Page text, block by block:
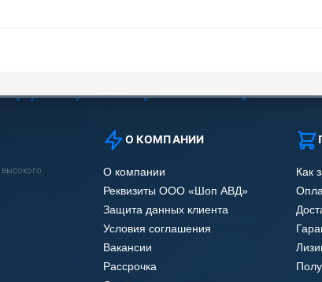
О КОМПАНИИ
О компании
Реквизиты ООО «Шоп АВД»
Защита данных клиента
Условия соглашения
Вакансии
Рассрочка
Как